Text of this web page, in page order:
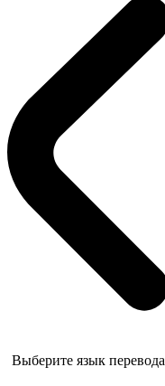
Выберите язык перевода